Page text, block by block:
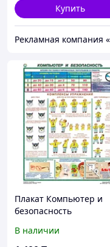
Купить
Плакат Компьютер и
безопасность
В наличии